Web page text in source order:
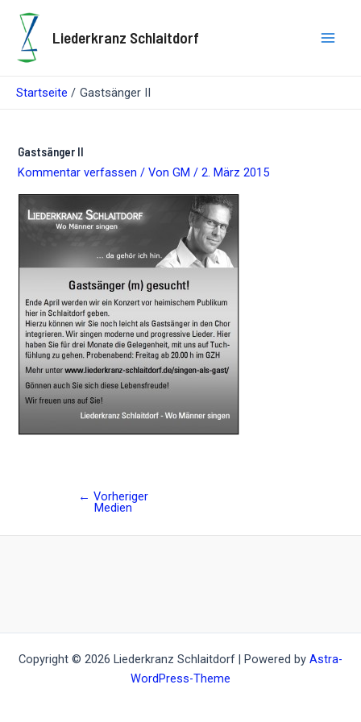
Inhalt
springen
Liederkranz Schlaitdorf
Startseite Gastsänger II
Gastsänger II
Kommentar verfassen / VonGM/2. März 2015
← Vorheriger
Medien
Copyright © 2026 Liederkranz Schlaitdorf | Powered by Astra-
WordPress-Theme